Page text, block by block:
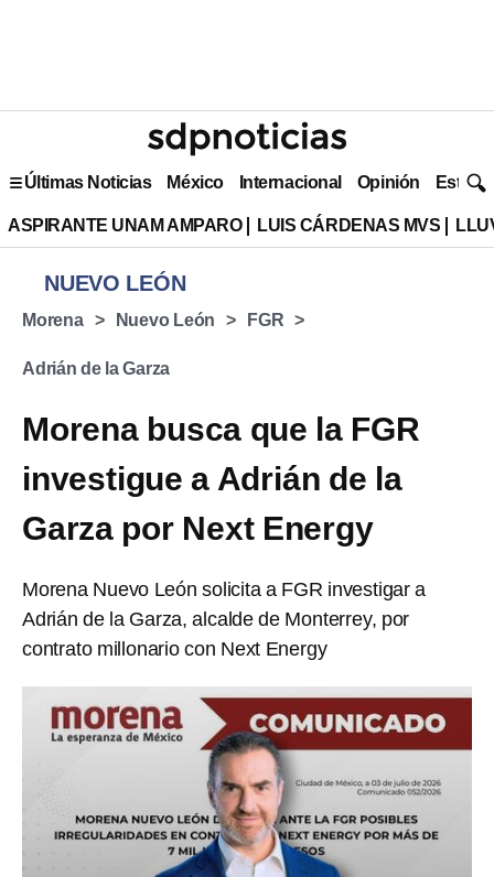
Últimas Noticias México Internacional Opinión Estilo
ASPIRANTE UNAM AMPARO LUIS CÁRDENAS MVS
NUEVO LEÓN
Morena Nuevo León FGR
Adrián de la Garza
Morena busca que la FGR
investigue a Adrián de la
Garza por Next Energy
Morena Nuevo León solicita a FGR investigar a
Adrián de la Garza, alcalde de Monterrey, por
contrato millonario con Next Energy